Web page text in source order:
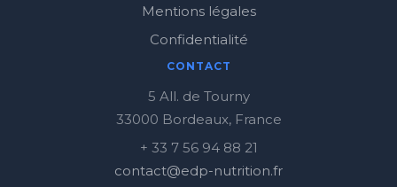
Mentions légales
Confidentialité
CONTACT
5 All. de Tourny
33000 Bordeaux, France
+ 33 7 56 94 88 21
contact@edp-nutrition.fr